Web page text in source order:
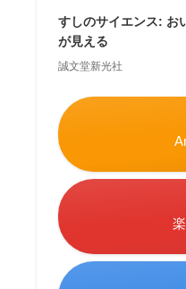
すしのサイエンス: お
が見える
誠文堂新光社